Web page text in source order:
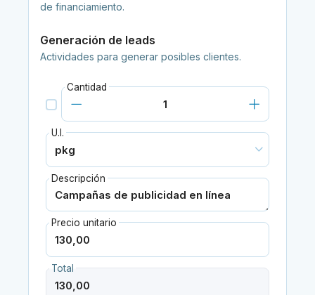
de financiamiento.
Generación de leads
Actividades para generar posibles clientes.
Cantidad
U.I.
Descripción
Precio unitario
Total